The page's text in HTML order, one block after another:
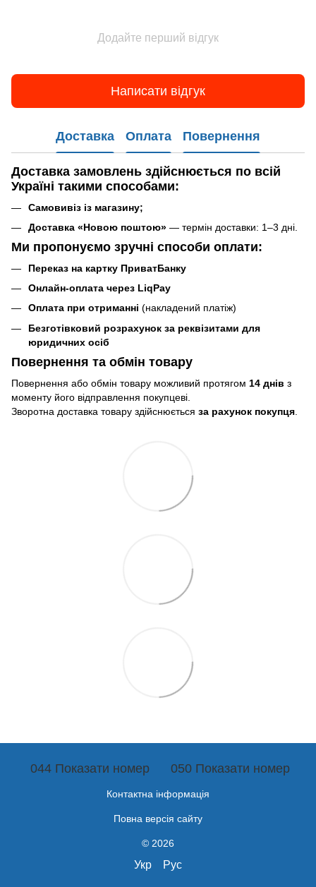
Додайте перший відгук
Написати відгук
Доставка Оплата Повернення
Доставка замовлень здійснюється по всій
Україні такими способами:
Самовивіз із магазину;
Доставка «Новою поштою» — термін доставки: 1–3 дні.
Ми пропонуємо зручні способи оплати:
Переказ на картку ПриватБанку
Онлайн-оплата через LiqPay
Оплата при отриманні (накладений платіж)
Безготівковий розрахунок за реквізитами для
юридичних осіб
Повернення та обмін товару
Повернення або обмін товару можливий протягом 14 днів з
моменту його відправлення покупцеві.
Зворотна доставка товару здійснюється за рахунок покупця
044 Показати номер 050 Показати номер
Контактна інформація
Повна версія сайту
© 2026
Укр Рус